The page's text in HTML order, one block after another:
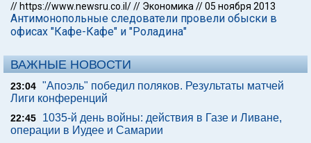
// https://www.newsru.co.il/// Экономика //05 ноября 2013
Антимонопольные следователи провели обыски в
офисах "Кафе-Кафе" и "Роладина"
ВАЖНЫЕ НОВОСТИ
23:04 "Апоэль" победил поляков. Результаты матчей
Лиги конференций
22:45
1035-й день войны: действия в Газе и Ливане,
операции в Иудее и Самарии